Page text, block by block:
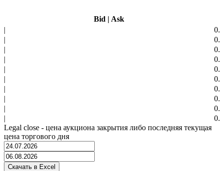
Bid | Ask
|
|
|
|
|
|
|
|
|
|
Legal close - цена аукциона закрытия либо последняя текущая
цена торгового дня